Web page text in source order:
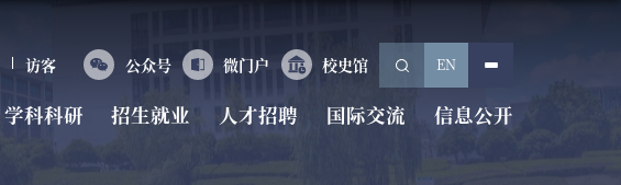
访客 公众号 微门户 校史馆 EN
学科科研 招生就业 人才招聘 国际交流 信息公开